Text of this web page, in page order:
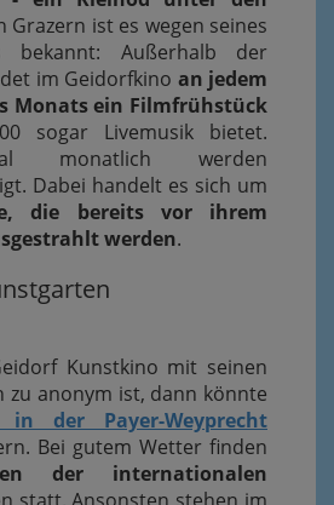
Grazern ist es wegen seines
bekannt: Außerhalb der
im Geidorfkino an jedem
Monats ein Filmfrühstück
sogar Livemusik bietet.
monatlich werden
Dabei handelt es sich um
die bereits vor ihrem
werden.
Kunstkino mit seinen
zu anonym ist, dann könnte
in der Payer-Weyprecht
Bei gutem Wetter finden
der internationalen